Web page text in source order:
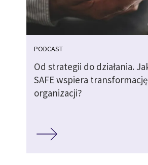
PODCAST
Od strategii do działania.
SAFE wspiera transformację
organizacji?